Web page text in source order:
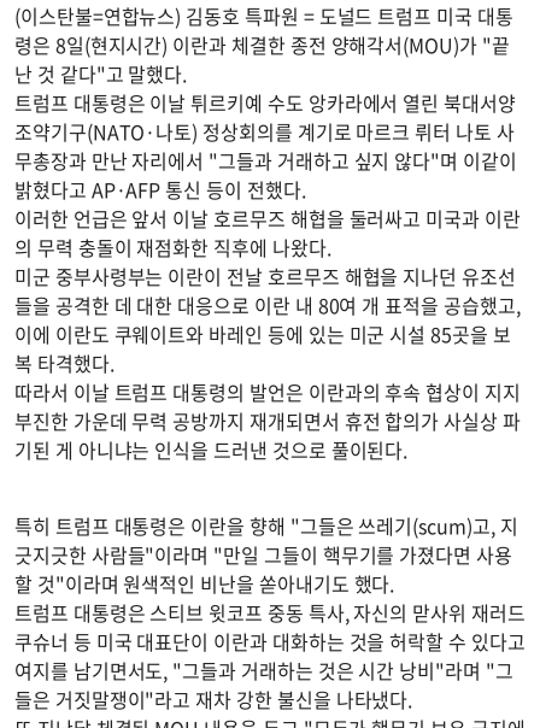
(이스탄불=연합뉴스) 김동호 특파원 = 도널드 트럼프 미국 대통
령은 8일(현지시간) 이란과 체결한 종전 양해각서(MOU)가 "끝
난 것 같다"고 말했다.
트럼프 대통령은 이날 튀르키예 수도 앙카라에서 열린 북대서양
조약기구(NATO·나토) 정상회의를 계기로 마르크 뤼터 나토 사
무총장과 만난 자리에서 "그들과 거래하고 싶지 않다"며 이같이
밝혔다고 AP·AFP 통신 등이 전했다.
이러한 언급은 앞서 이날 호르무즈 해협을 둘러싸고 미국과 이란
의 무력 충돌이 재점화한 직후에 나왔다.
미군 중부사령부는 이란이 전날 호르무즈 해협을 지나던 유조선
들을 공격한 데 대한 대응으로 이란 내 80여 개 표적을 공습했고,
이에 이란도 쿠웨이트와 바레인 등에 있는 미군 시설 85곳을 보
복 타격했다.
따라서 이날 트럼프 대통령의 발언은 이란과의 후속 협상이 지지
부진한 가운데 무력 공방까지 재개되면서 휴전 합의가 사실상 파
기된 게 아니냐는 인식을 드러낸 것으로 풀이된다.
특히 트럼프 대통령은 이란을 향해 "그들은 쓰레기(scum)고, 지
긋지긋한 사람들"이라며 "만일 그들이 핵무기를 가졌다면 사용
할 것"이라며 원색적인 비난을 쏟아내기도 했다.
트럼프 대통령은 스티브 윗코프 중동 특사, 자신의 맏사위 재러드
쿠슈너 등 미국 대표단이 이란과 대화하는 것을 허락할 수 있다고
여지를 남기면서도, "그들과 거래하는 것은 시간 낭비"라며 "그
들은 거짓말쟁이"라고 재차 강한 불신을 나타냈다.